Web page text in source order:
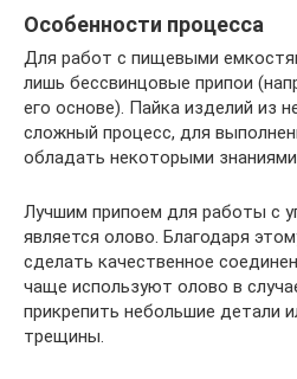
Особенности процесса
Для работ с пищевыми
лишь бессвинцовые припои
его основе). Пайка изделий из
сложный процесс, для
обладать некоторыми
Лучшим припоем для работы с
является олово. Благодаря
сделать качественное
чаще используют олово в
прикрепить небольшие детали
трещины.